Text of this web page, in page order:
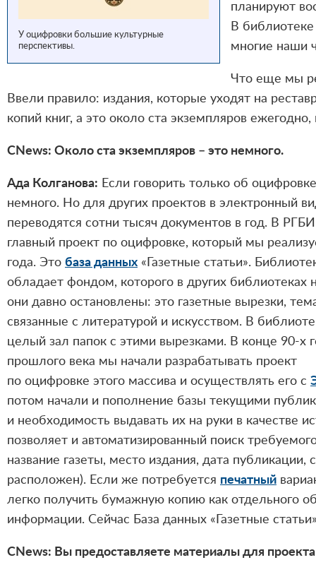
У оцифровки большие культурные
перспективы.
планируют
В
многие наши
Что еще мы
Ввели правило: издания, которые уходят на
копий книг, а это около ста экземпляров
CNews: Около ста экземпляров – это немного.
Ада Колганова: Если говорить только об
немного. Но для других проектов в электронный
переводятся сотни тысяч документов в год. В
главный проект по оцифровке, который мы
года. Это база данных «Газетные статьи».
обладает фондом, которого в других библиотеках
они давно остановлены: это газетные вырезки,
связанные с литературой и искусством. В
целый зал папок с этими вырезками. В конце 90-х
прошлого века мы начали разрабатывать проект
по оцифровке этого массива и осуществлять его с
потом начали и пополнение базы текущими
и необходимость выдавать их на руки в качестве
позволяет и автоматизированный поиск
название газеты, место издания, дата публикации,
расположен). Если же потребуется печатный
легко получить бумажную копию как отдельного
информации. Сейчас База данных «Газетные
CNews: Вы предоставляете материалы для